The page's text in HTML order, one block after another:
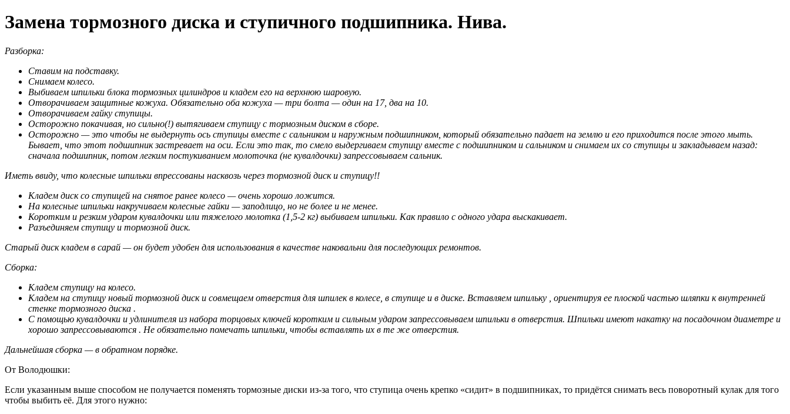
Замена тормозного диска и ступичного подшипника. Нива.
Разборка:
Ставим на подставку.
Снимаем колесо.
Выбиваем шпильки блока тормозных цилиндров и кладем его на верхнюю шаровую.
Отворачиваем защитные кожуха. Обязательно оба кожуха — три болта — один на 17, два на 10.
Отворачиваем гайку ступицы.
Осторожно покачивая, но сильно(!) вытягиваем ступицу с тормозным диском в сборе.
Осторожно — это чтобы не выдернуть ось ступицы вместе с сальником и наружным подшипником, который обязательно падает на землю и его приходится после этого мыть.
Бывает, что этот подшипник застревает на оси. Если это так, то смело выдергиваем ступицу вместе с подшипником и сальником и снимаем их со ступицы и закладываем назад:
сначала подшипник, потом легким постукиванием молоточка (не кувалдочки) запрессовываем сальник.
Иметь ввиду, что колесные шпильки впрессованы насквозь через тормозной диск и ступицу!!
Кладем диск со ступицей на снятое ранее колесо — очень хорошо ложится.
На колесные шпильки накручиваем колесные гайки — заподлицо, но не более и не менее.
Коротким и резким ударом кувалдочки или тяжелого молотка (1,5-2 кг) выбиваем шпильки. Как правило с одного удара выскакивает.
Разъединяем ступицу и тормозной диск.
Старый диск кладем в сарай — он будет удобен для использования в качестве наковальни для последующих ремонтов.
Сборка:
Кладем ступицу на колесо.
Кладем на ступицу новый тормозной диск и совмещаем отверстия для шпилек в колесе, в ступице и в диске. Вставляем шпильку , ориентируя ее плоской частью шляпки к внутренней
стенке тормозного диска .
С помощью кувалдочки и удлинителя из набора торцовых ключей коротким и сильным ударом запрессовываем шпильки в отверстия. Шпильки имеют накатку на посадочном диаметре и
хорошо запрессовываются . Не обязательно помечать шпильки, чтобы вставлять их в те же отверстия.
Дальнейшая сборка — в обратном порядке.
От Володюшки:
Если указанным выше способом не получается поменять тормозные диски из-за того, что ступица очень крепко «сидит» в подшипниках, то придётся снимать весь поворотный кулак для того
чтобы выбить её. Для этого нужно: